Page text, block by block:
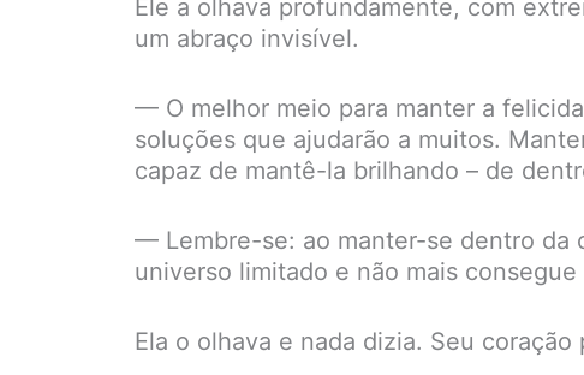
Ele a olhava profundamente, com
um abraço invisível.
— O melhor meio para manter a
soluções que ajudarão a muitos.
capaz de mantê-la brilhando – de
— Lembre-se: ao manter-se dentro da
universo limitado e não mais
Ela o olhava e nada dizia. Seu